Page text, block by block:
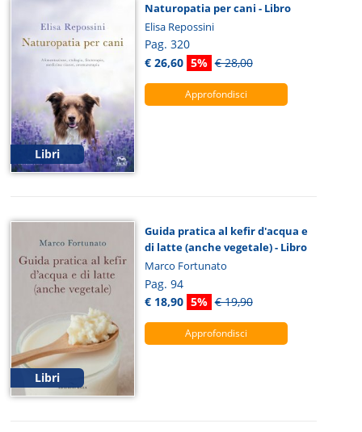
Libri
Naturopatia per cani - Libro
Elisa Repossini
Pag. 320
€ 26,60 5% € 28,00
Approfondisci
Libri
Guida pratica al kefir d'acqua e
di latte (anche vegetale) - Libro
Marco Fortunato
Pag. 94
€ 18,90 5% € 19,90
Approfondisci